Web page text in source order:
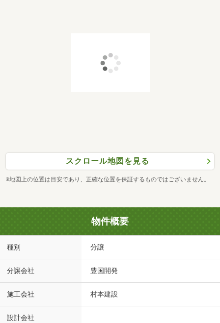
スクロール地図を見る
※地図上の位置は目安であり、正確な位置を保証するものではございません。
物件概要
種別 分譲
分譲会社 豊国開発
施工会社 村本建設
設計会社